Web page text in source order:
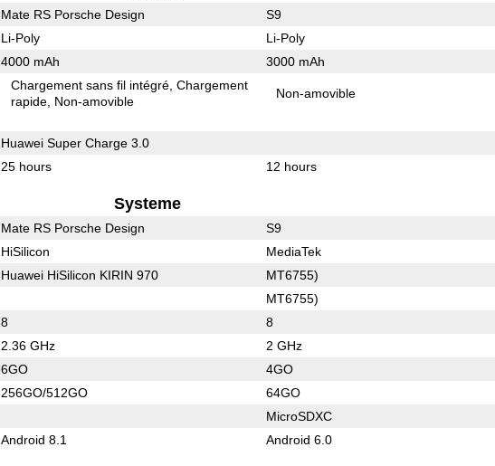
Mate RS Porsche Design S9
Li-Poly Li-Poly
4000 mAh 3000 mAh
Chargement sans fil intégré Chargement
rapide Non-amovible
Non-amovible
Huawei Super Charge 3.0
25 hours 12 hours
Systeme
Mate RS Porsche Design S9
HiSilicon MediaTek
Huawei HiSilicon KIRIN 970 MT6755)
MT6755)
8 8
2.36 GHz 2 GHz
6GO 4GO
256GO/512GO 64GO
MicroSDXC
Android 8.1 Android 6.0